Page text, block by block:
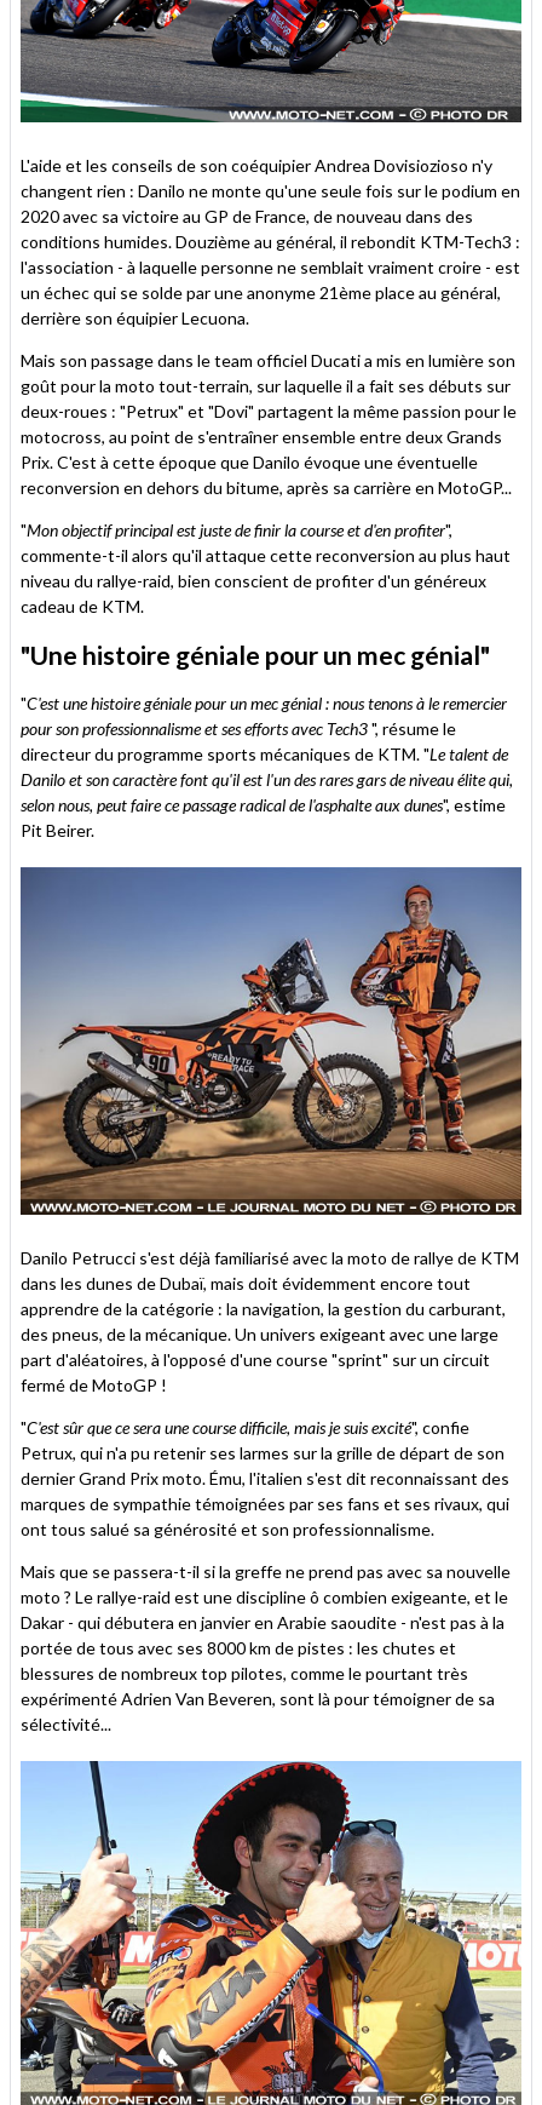
L'aide et les conseils de son coéquipier Andrea Dovisiozioso n'y
changent rien : Danilo ne monte qu'une seule fois sur le podium en
2020 avec sa victoire au GP de France, de nouveau dans des
conditions humides. Douzième au général, il rebondit KTM-Tech3 :
l'association - à laquelle personne ne semblait vraiment croire - est
un échec qui se solde par une anonyme 21ème place au général,
derrière son équipier Lecuona.
Mais son passage dans le team officiel Ducati a mis en lumière son
goût pour la moto tout-terrain, sur laquelle il a fait ses débuts sur
deux-roues : "Petrux" et "Dovi" partagent la même passion pour le
motocross, au point de s'entraîner ensemble entre deux Grands
Prix. C'est à cette époque que Danilo évoque une éventuelle
reconversion en dehors du bitume, après sa carrière en MotoGP...
"Mon objectif principal est juste de finir la course et d'en profiter",
commente-t-il alors qu'il attaque cette reconversion au plus haut
niveau du rallye-raid, bien conscient de profiter d'un généreux
cadeau de KTM.
"Une histoire géniale pour un mec génial"
"C'est une histoire géniale pour un mec génial : nous tenons à le remercier
pour son professionnalisme et ses efforts avec Tech3", résume le
directeur du programme sports mécaniques de KTM. "Le talent de
Danilo et son caractère font qu'il est l'un des rares gars de niveau élite qui,
selon nous, peut faire ce passage radical de l'asphalte aux dunes", estime
Pit Beirer.
Danilo Petrucci s'est déjà familiarisé avec la moto de rallye de KTM
dans les dunes de Dubaï, mais doit évidemment encore tout
apprendre de la catégorie : la navigation, la gestion du carburant,
des pneus, de la mécanique. Un univers exigeant avec une large
part d'aléatoires, à l'opposé d'une course "sprint" sur un circuit
fermé de MotoGP !
"C'est sûr que ce sera une course difficile, mais je suis excité", confie
Petrux, qui n'a pu retenir ses larmes sur la grille de départ de son
dernier Grand Prix moto. Ému, l'italien s'est dit reconnaissant des
marques de sympathie témoignées par ses fans et ses rivaux, qui
ont tous salué sa générosité et son professionnalisme.
Mais que se passera-t-il si la greffe ne prend pas avec sa nouvelle
moto ? Le rallye-raid est une discipline ô combien exigeante, et le
Dakar - qui débutera en janvier en Arabie saoudite - n'est pas à la
portée de tous avec ses 8000 km de pistes : les chutes et
blessures de nombreux top pilotes, comme le pourtant très
expérimenté Adrien Van Beveren, sont là pour témoigner de sa
sélectivité...